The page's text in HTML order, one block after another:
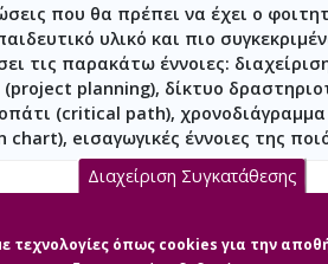
που θα πρέπει να έχει ο
υλικό και πιο
τις παρακάτω έννοιες:
planning), δίκτυο
(critical path),
eισαγωγικές έννοιες της
Διαχείριση Συγκατάθεσης
τεχνολογίες όπως cookies για την